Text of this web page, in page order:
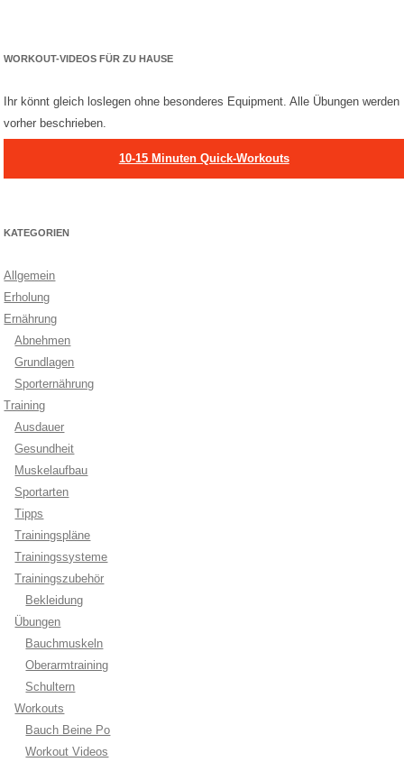
WORKOUT-VIDEOS FÜR ZU HAUSE
Ihr könnt gleich loslegen ohne besonderes Equipment. Alle Übungen werden
vorher beschrieben.
10-15 Minuten Quick-Workouts
KATEGORIEN
Allgemein
Erholung
Ernährung
Abnehmen
Grundlagen
Sporternährung
Training
Ausdauer
Gesundheit
Muskelaufbau
Sportarten
Tipps
Trainingspläne
Trainingssysteme
Trainingszubehör
Bekleidung
Übungen
Bauchmuskeln
Oberarmtraining
Schultern
Workouts
Bauch Beine Po
Workout Videos